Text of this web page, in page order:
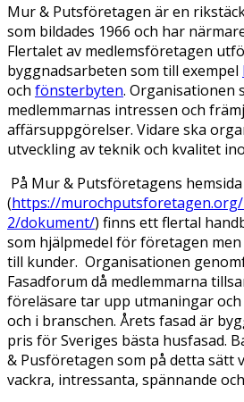
Mur & Putsföretagen är en
som bildades 1966 och har
Flertalet av medlemsföretagen
byggnadsarbeten som till exempel
och fönsterbyten. Organisationen
medlemmarnas intressen och
affärsuppgörelser. Vidare ska
utveckling av teknik och kvalitet
På Mur & Putsföretagens hemsida
(https://
2/dokument/) finns ett flertal
som hjälpmedel för företagen
till kunder. Organisationen
Fasadforum då medlemmarna
föreläsare tar upp utmaningar
och i branschen. Årets fasad är
pris för Sveriges bästa husfasad.
& Pusföretagen som på detta sätt
vackra, intressanta, spännande